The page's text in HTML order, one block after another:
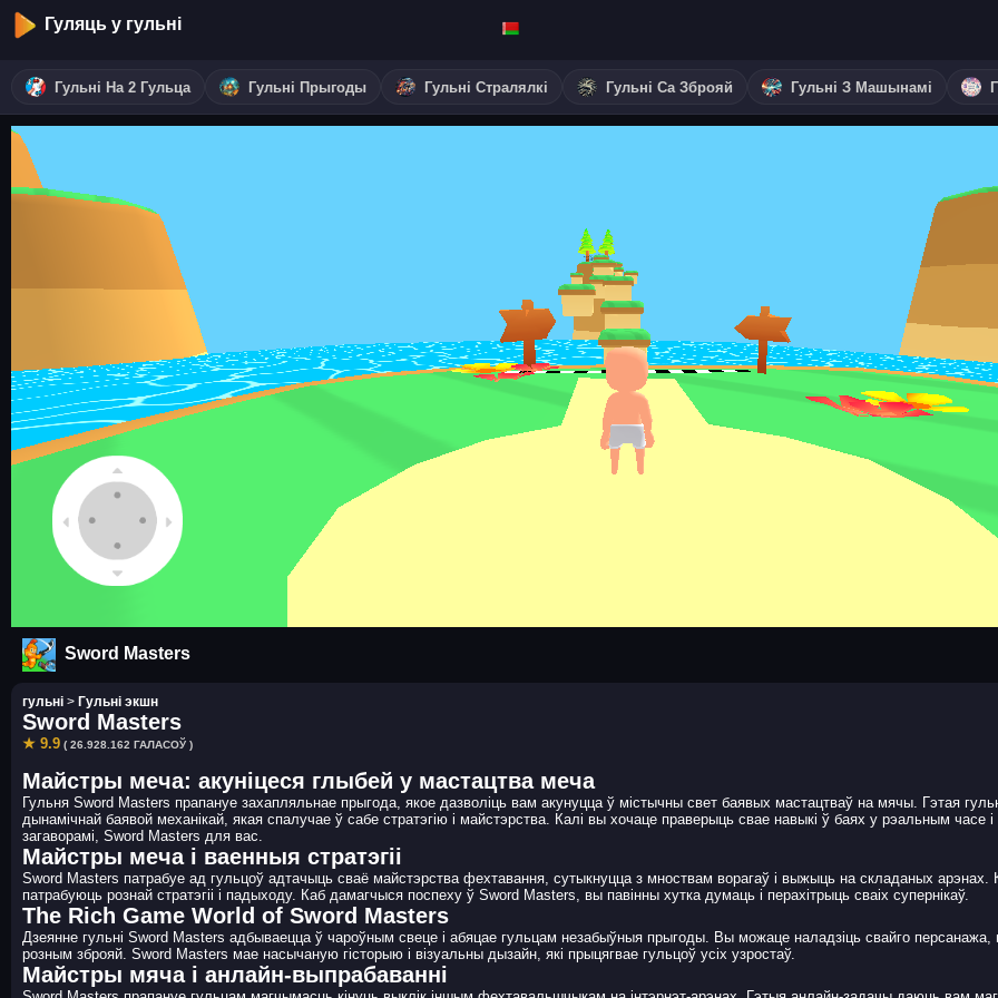
Гуляць у гульні
Гульні На 2 Гульца Гульні Прыгоды Гульні Стралялкі Гульні Са Зброяй Гульні З Машынамі
Sword Masters
гульні > Гульні экшн
Sword Masters
★ 9.9 ( 26.928.162 ГАЛАСОЎ )
Майстры меча: акуніцеся глыбей у мастацтва меча
Гульня Sword Masters прапануе захапляльнае прыгода, якое дазволіць вам акунуцца ў містычны свет баявых мастацтваў на мячы. Гэтая
дынамічнай баявой механікай, якая спалучае ў сабе стратэгію і майстэрства. Калі вы хочаце праверыць свае навыкі ў баях у рэальным часе і
загаворамі, Sword Masters для вас.
Майстры меча і ваенныя стратэгіі
Sword Masters патрабуе ад гульцоў адтачыць сваё майстэрства фехтавання, сутыкнуцца з мноствам ворагаў і выжыць на складаных арэнах.
патрабуюць рознай стратэгіі і падыходу. Каб дамагчыся поспеху ў Sword Masters, вы павінны хутка думаць і перахітрыць сваіх супернікаў.
The Rich Game World of Sword Masters
Дзеянне гульні Sword Masters адбываецца ў чароўным свеце і абяцае гульцам незабыўныя прыгоды. Вы можаце наладзіць свайго персанажа,
розным зброяй. Sword Masters мае насычаную гісторыю і візуальны дызайн, які прыцягвае гульцоў усіх узростаў.
Майстры мяча і анлайн-выпрабаванні